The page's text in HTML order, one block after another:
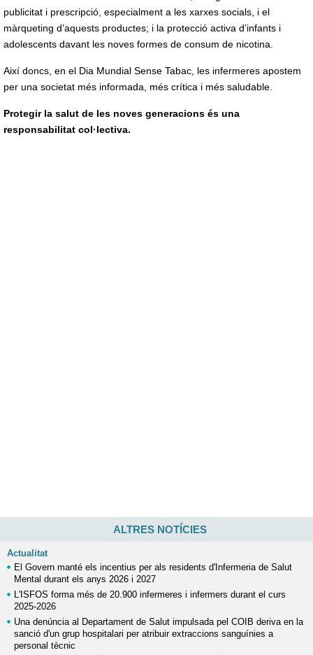
publicitat i prescripció, especialment a les xarxes socials, i el
màrqueting d’aquests productes; i la protecció activa d’infants i
adolescents davant les noves formes de consum de nicotina.
Així doncs, en el Dia Mundial Sense Tabac, les infermeres apostem
per una societat més informada, més crítica i més saludable.
Protegir la salut de les noves generacions és una
responsabilitat col·lectiva.
ALTRES NOTÍCIES
Actualitat
El Govern manté els incentius per als residents d'Infermeria de Salut
Mental durant els anys 2026 i 2027
L'ISFOS forma més de 20.900 infermeres i infermers durant el curs
2025-2026
Una denúncia al Departament de Salut impulsada pel COIB deriva en la
sanció d'un grup hospitalari per atribuir extraccions sanguínies a
personal tècnic